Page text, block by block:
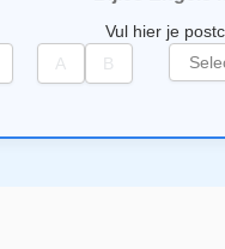
Vul hier je
e